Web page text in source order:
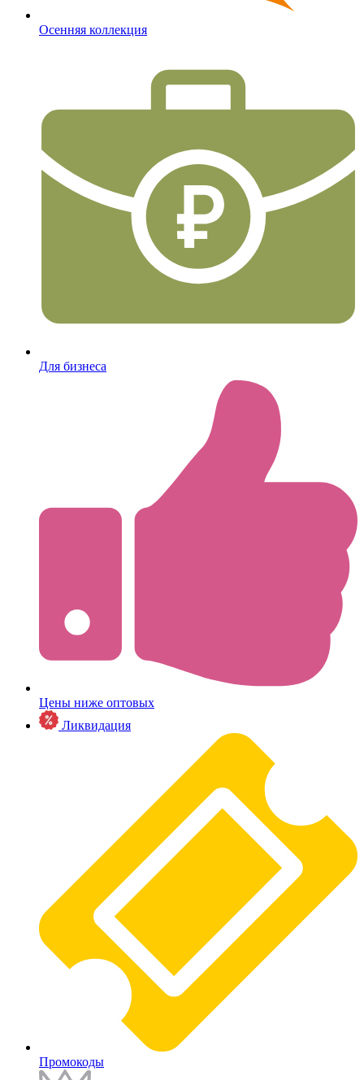
Осенняя коллекция
Для бизнеса
Цены ниже оптовых
Ликвидация
Промокоды